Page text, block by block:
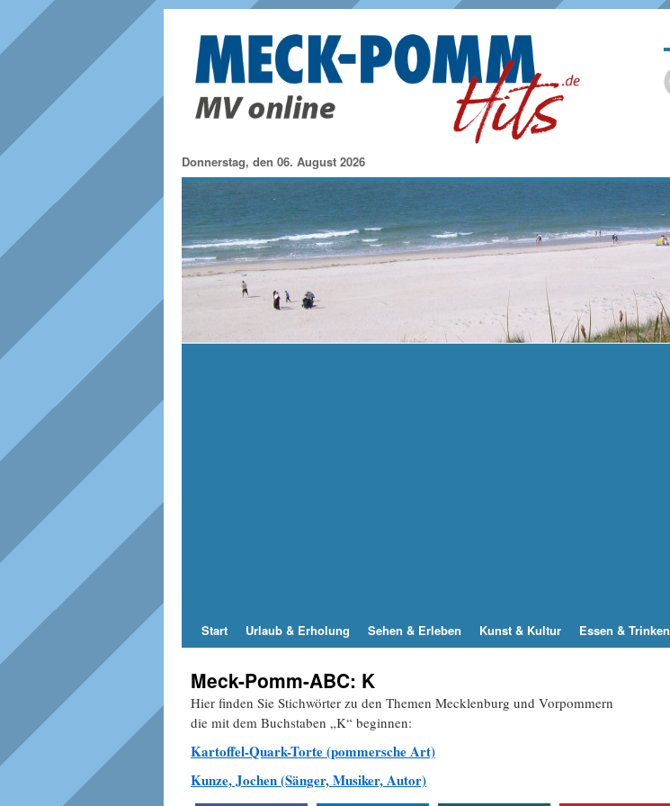
Donnerstag, den 06. August 2026
Start Urlaub & Erholung Sehen & Erleben Kunst & Kultur Essen & Trinken
Meck-Pomm-ABC: K
Hier finden Sie Stichwörter zu den Themen Mecklenburg und Vorpommern
die mit dem Buchstaben „K“ beginnen:
Kartoffel-Quark-Torte (pommersche Art)
Kunze, Jochen (Sänger, Musiker, Autor)